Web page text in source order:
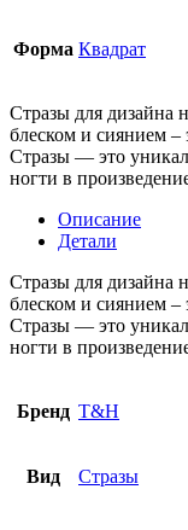
Форма Квадрат
Стразы для дизайна
блеском и сиянием –
Стразы — это
ногти в
Описание
Детали
Стразы для дизайна
блеском и сиянием –
Стразы — это
ногти в
Бренд T&H
Вид Стразы